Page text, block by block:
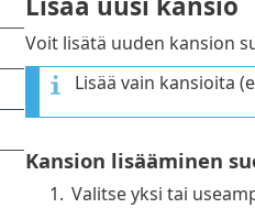
Voit lisätä uuden kansion
Lisää vain kansioita
Kansion lisääminen
1. Valitse yksi tai